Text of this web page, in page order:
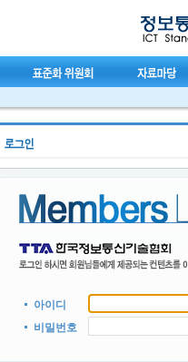
아이디
비밀번호